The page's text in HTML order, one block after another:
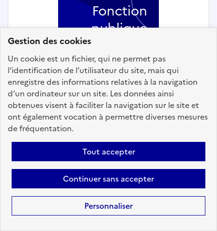
Gestion des cookies
Un cookie est un fichier, qui ne permet pas
l’identification de l’utilisateur du site, mais qui
enregistre des informations relatives à la navigation
d’un ordinateur sur un site. Les données ainsi
obtenues visent à faciliter la navigation sur le site et
ont également vocation à permettre diverses mesures
de fréquentation.
Tout accepter
Continuer sans accepter
Personnaliser
Un(e) Responsable de site H/F -
Mairie de PLAISIR
Animation, jeunesse et sports
Localisation :
(78)
Fonction publique :
Fonction publique Territoriale
En ligne depuis le 01 août 2026
Fonction
publique
Territoriale